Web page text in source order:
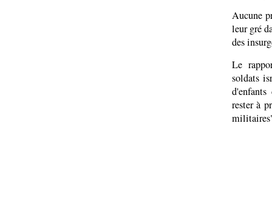
Aucune
leur gré
des
Le
soldats
rester à